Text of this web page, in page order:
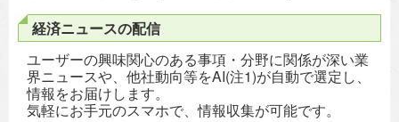
経済ニュースの配信
ユーザーの興味関心のある事項・分野に関係が深い業
界ニュースや、他社動向等をAI(注1)が自動で選定し、
情報をお届けします。
気軽にお手元のスマホで、情報収集が可能です。